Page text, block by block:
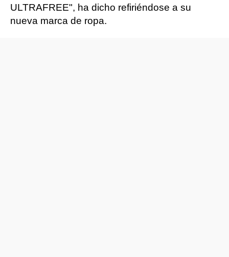
ULTRAFREE", ha dicho refiriéndose a su
nueva marca de ropa.